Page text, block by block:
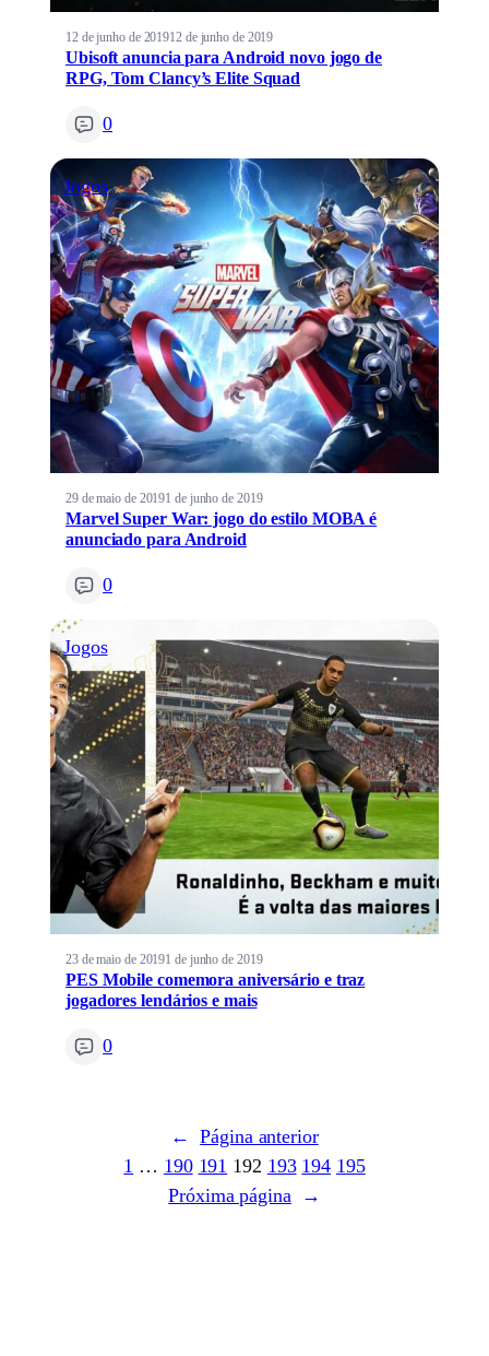
12 de junho de 201912 de junho de 2019
Ubisoft anuncia para Android novo jogo de
RPG, Tom Clancy’s Elite Squad
0
Jogos
29 de maio de 20191 de junho de 2019
Marvel Super War: jogo do estilo MOBA é
anunciado para Android
0
Jogos
23 de maio de 20191 de junho de 2019
PES Mobile comemora aniversário e traz
jogadores lendários e mais
0
←
Página anterior
1 … 190 191 192 193 194 195
Próxima página
→